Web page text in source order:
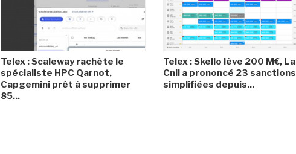
Telex : Scaleway rachète le
spécialiste HPC Qarnot,
Capgemini prêt à supprimer
85...
Telex : Skello lève 200 M€, La
Cnil a prononcé 23 sanctions
simplifiées depuis...